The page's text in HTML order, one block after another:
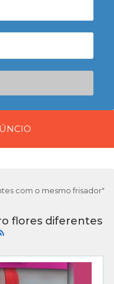
com o mesmo frisador"
flores diferentes